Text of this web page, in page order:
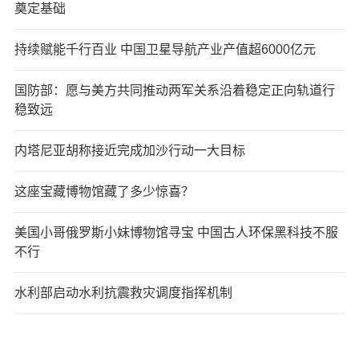
奠定基础
持续赋能千行百业 中国卫星导航产业产值超6000亿元
国防部：愿与美方共同推动两军关系沿着稳定正向轨道行
稳致远
内塔尼亚胡称接近完成加沙行动一大目标
这座宝藏博物馆藏了多少惊喜？
美国小哥俄罗斯小妹博物馆寻宝 中国古人环保黑科技不服
不行
水利部启动水利抗震救灾调度指挥机制